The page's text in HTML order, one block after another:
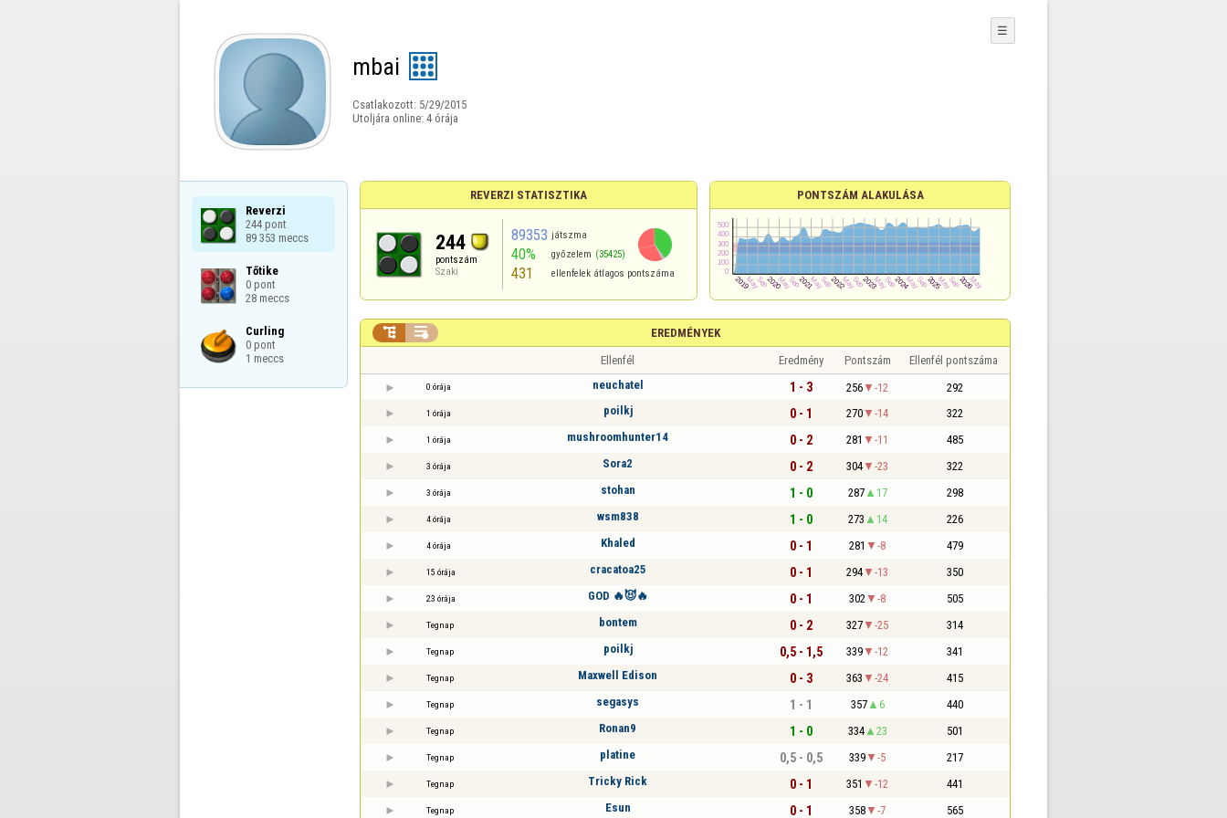
mbai
Csatlakozott: 5/29/2015
Utoljára online: 4 órája
☰
Reverzi
244 pont
89 353 meccs
Tőtike
0 pont
28 meccs
Curling
0 pont
1 meccs
REVERZI STATISZTIKA
244
pontszám
Szaki
89353 játszma
40% győzelem (35425)
431 ellenfelek átlagos pontszáma
PONTSZÁM ALAKULÁSA
EREDMÉNYEK
 
Ellenfél Eredmény Pontszám Ellenfél pontszáma
0 órája neuchatel 1 - 3 256 -12 292
1 órája poilkj 0 - 1 270 -14 322
1 órája mushroomhunter14 0 - 2 281 -11 485
3 órája Sora2 0 - 2 304 -23 322
3 órája stohan 1 - 0 287 17 298
4 órája wsm838 1 - 0 273 14 226
4 órája Khaled 0 - 1 281 -8 479
15 órája cracatoa25 0 - 1 294 -13 350
23 órája GOD 🔥😈🔥 0 - 1 302 -8 505
Tegnap bontem 0 - 2 327 -25 314
Tegnap poilkj 0,5 - 1,5 339 -12 341
Tegnap Maxwell Edison 0 - 3 363 -24 415
Tegnap segasys 1 - 1 357 6 440
Tegnap Ronan9 1 - 0 334 23 501
Tegnap platine 0,5 - 0,5 339 -5 217
Tegnap Tricky Rick 0 - 1 351 -12 441
Tegnap Esun 0 - 1 358 -7 565